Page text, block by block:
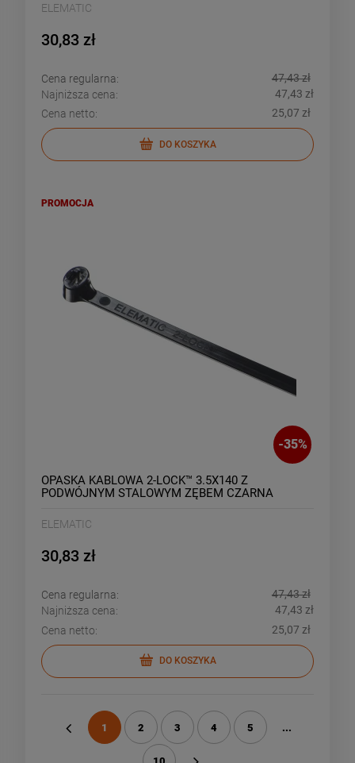
ELEMATIC
30,83 zł
Cena regularna:
47,43 zł
Najniższa cena:
47,43 zł
Cena netto:
25,07 zł
DO KOSZYKA
-35%
OPASKA KABLOWA 2-LOCK™ 3.5X140 Z
PODWÓJNYM STALOWYM ZĘBEM CZARNA
ELEMATIC
30,83 zł
Cena regularna:
47,43 zł
Najniższa cena:
47,43 zł
Cena netto:
25,07 zł
DO KOSZYKA
PROMOCJA
1 2 3 4 5 ...